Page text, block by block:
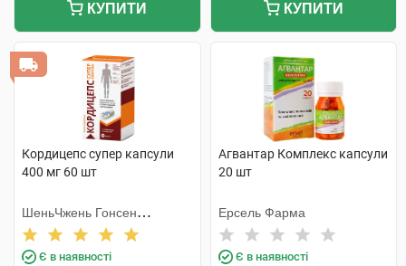
КУПИТИ КУПИТИ
Кордицепс супер капсули
400 мг 60 шт
ШеньЧжень Гонсен
Байоледжі Індастрі Ко. Лтд
Є в наявності
Агвантар Комплекс капсули
20 шт
Ерсель Фарма
Є в наявності